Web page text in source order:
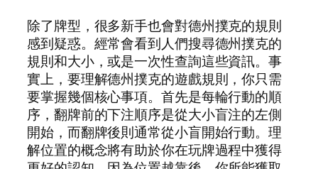
除了牌型，很多新手也會對德州撲克的規則
感到疑惑。經常會看到人們搜尋德州撲克的
規則和大小，或是一次性查詢這些資訊。事
實上，要理解德州撲克的遊戲規則，你只需
要掌握幾個核心事項。首先是每輪行動的順
序，翻牌前的下注順序是從大小盲注的左側
開始，而翻牌後則通常從小盲開始行動。理
解位置的概念將有助於你在玩牌過程中獲得